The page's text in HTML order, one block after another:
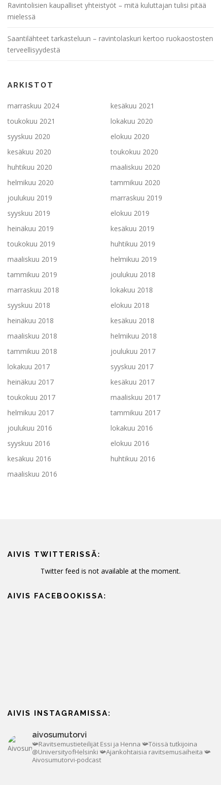
Ravintolisien kaupalliset yhteistyöt – mitä kuluttajan tulisi pitää
mielessä
Saantilähteet tarkasteluun – ravintolaskuri kertoo ruokaostosten
terveellisyydestä
ARKISTOT
marraskuu 2024
kesäkuu 2021
toukokuu 2021
lokakuu 2020
syyskuu 2020
elokuu 2020
kesäkuu 2020
toukokuu 2020
huhtikuu 2020
maaliskuu 2020
helmikuu 2020
tammikuu 2020
joulukuu 2019
marraskuu 2019
syyskuu 2019
elokuu 2019
heinäkuu 2019
kesäkuu 2019
toukokuu 2019
huhtikuu 2019
maaliskuu 2019
helmikuu 2019
tammikuu 2019
joulukuu 2018
marraskuu 2018
lokakuu 2018
syyskuu 2018
elokuu 2018
heinäkuu 2018
kesäkuu 2018
maaliskuu 2018
helmikuu 2018
tammikuu 2018
joulukuu 2017
lokakuu 2017
syyskuu 2017
heinäkuu 2017
kesäkuu 2017
toukokuu 2017
maaliskuu 2017
helmikuu 2017
tammikuu 2017
joulukuu 2016
lokakuu 2016
syyskuu 2016
elokuu 2016
kesäkuu 2016
huhtikuu 2016
maaliskuu 2016
AIVIS TWITTERISSÄ:
Twitter feed is not available at the moment.
AIVIS FACEBOOKISSA:
AIVIS INSTAGRAMISSA:
aivosumutorvi
📯Ravitsemustieteilijät Essi ja Henna 📯Töissä tutkijoina
@UniversityofHelsinki 📯Ajankohtaisia ravitsemusaiheita 📯
Aivosumutorvi-podcast